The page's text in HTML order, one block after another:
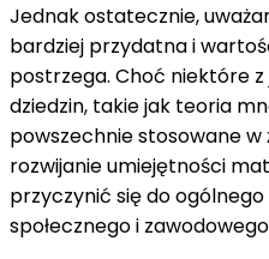
Jednak ostatecznie,
bardziej przydatna i
postrzega. Choć niektóre
dziedzin, takie jak teoria
powszechnie stosowane
rozwijanie umiejętności
przyczynić się do
społecznego i